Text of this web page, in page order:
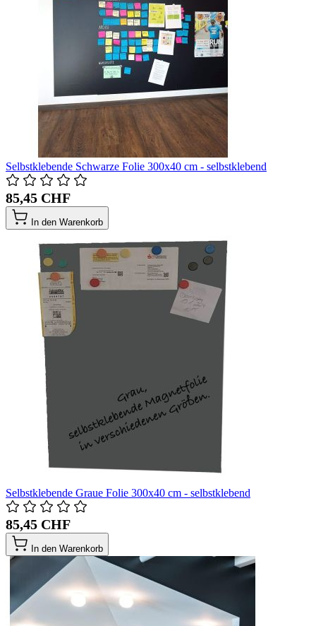
Selbstklebende Schwarze Folie 300x40 cm - selbstklebend
85,45 CHF
In den Warenkorb
Selbstklebende Graue Folie 300x40 cm - selbstklebend
85,45 CHF
In den Warenkorb